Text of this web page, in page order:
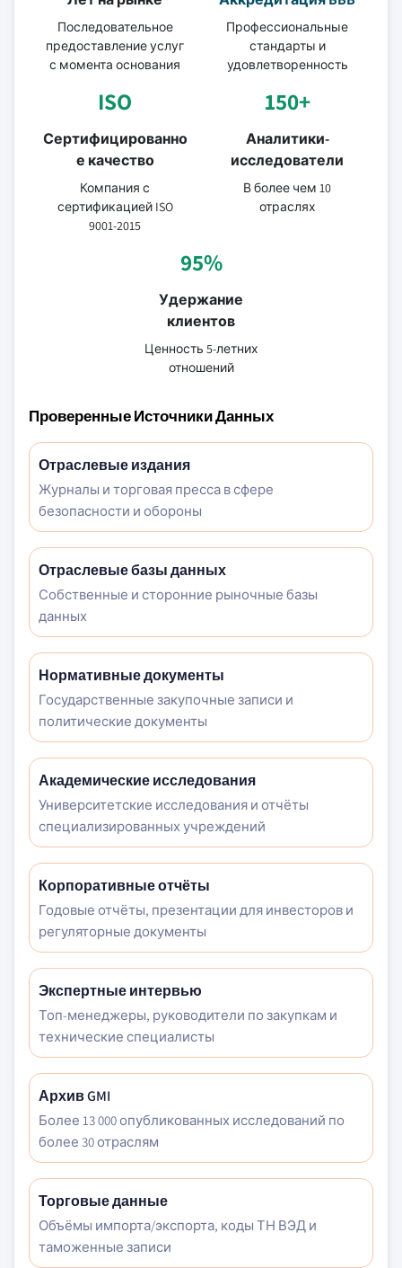
Последовательное
предоставление услуг
с момента основания
Профессиональные
стандарты и
удовлетворенность
ISO
Сертифицированно
е качество
Компания с
сертификацией ISO
9001-2015
150+
Аналитики-
исследователи
В более чем 10
отраслях
95%
Удержание
клиентов
Ценность 5-летних
отношений
Проверенные Источники Данных
Отраслевые издания
Журналы и торговая пресса в сфере
безопасности и обороны
Отраслевые базы данных
Собственные и сторонние рыночные базы
данных
Нормативные документы
Государственные закупочные записи и
политические документы
Академические исследования
Университетские исследования и отчёты
специализированных учреждений
Корпоративные отчёты
Годовые отчёты, презентации для инвесторов и
регуляторные документы
Экспертные интервью
Топ-менеджеры, руководители по закупкам и
технические специалисты
Архив GMI
Более 13 000 опубликованных исследований по
более 30 отраслям
Торговые данные
Объёмы импорта/экспорта, коды ТН ВЭД и
таможенные записи